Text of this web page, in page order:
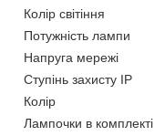
Колір світіння
Потужність лампи
Напруга мережі
Ступінь захисту IP
Колір
Лампочки в комплекті